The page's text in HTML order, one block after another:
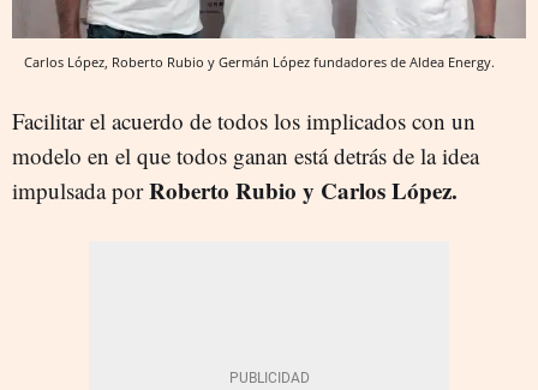
Carlos López, Roberto Rubio y Germán López fundadores de Aldea Energy.
Facilitar el acuerdo de todos los implicados con un
modelo en el que todos ganan está detrás de la idea
impulsada porRoberto Rubio y Carlos López.